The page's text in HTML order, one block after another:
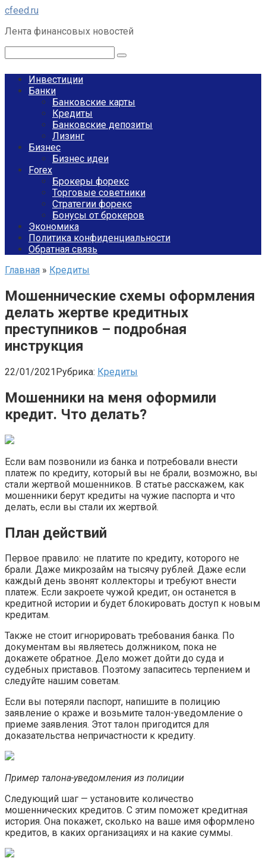
Перейти
контенту
cfeed.ru
Лента финансовых новостей
Инвестиции
Банки
Банковские карты
Кредиты
Банковские депозиты
Лизинг
Бизнес
Бизнес идеи
Forex
Брокеры форекс
Торговые советники
Стратегии форекс
Бонусы от брокеров
Экономика
Политика конфиденциальности
Обратная связь
Главная » Кредиты
Мошеннические схемы оформления
делать жертве кредитных
преступников – подробная
инструкция
22/01/2021Рубрика: Кредиты
Мошенники на меня оформили
кредит. Что делать?
Если вам позвонили из банка и потребовали внести
платеж по кредиту, который вы не брали, возможно, вы
стали жертвой мошенников. В статье расскажем, как
мошенники берут кредиты на чужие паспорта и что
делать, если вы стали их жертвой.
План действий
Первое правило: не платите по кредиту, которого не
брали. Даже микрозайм на тысячу рублей. Даже если
каждый день звонят коллекторы и требуют внести
платеж. Если закроете чужой кредит, он останется в
кредитной истории и будет блокировать доступ к новым
кредитам.
Также не стоит игнорировать требования банка. По
документам вы являетесь должником, пока не
докажете обратное. Дело может дойти до суда и
судебных приставов. Поэтому запаситесь терпением и
следуйте нашим советам.
Если вы потеряли паспорт, напишите в полицию
заявление о краже и возьмите талон-уведомление о
приеме заявления. Этот талон пригодится для
доказательства непричастности к кредиту.
Пример талона-уведомления из полиции
Следующий шаг — установите количество
мошеннических кредитов. С этим поможет кредитная
история. Она покажет, сколько на ваше имя оформлено
кредитов, в каких организациях и на какие суммы.